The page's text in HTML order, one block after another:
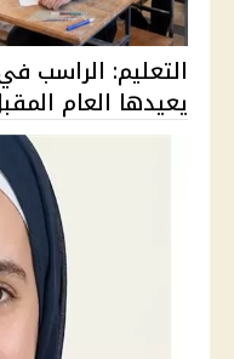
يعيدها العام